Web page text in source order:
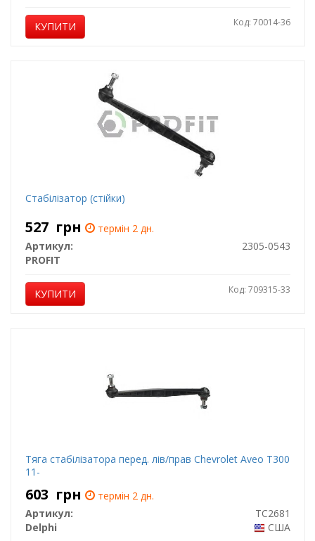
КУПИТИ Код: 70014-36
Стабілізатор (стійки)
527 грн
термін 2 дн.
Артикул:
2305-0543
PROFIT
КУПИТИ Код: 709315-33
Тяга стабілізатора перед. лів/прав Chevrolet Aveo T300
11-
603 грн
термін 2 дн.
Артикул:
TC2681
Delphi
США